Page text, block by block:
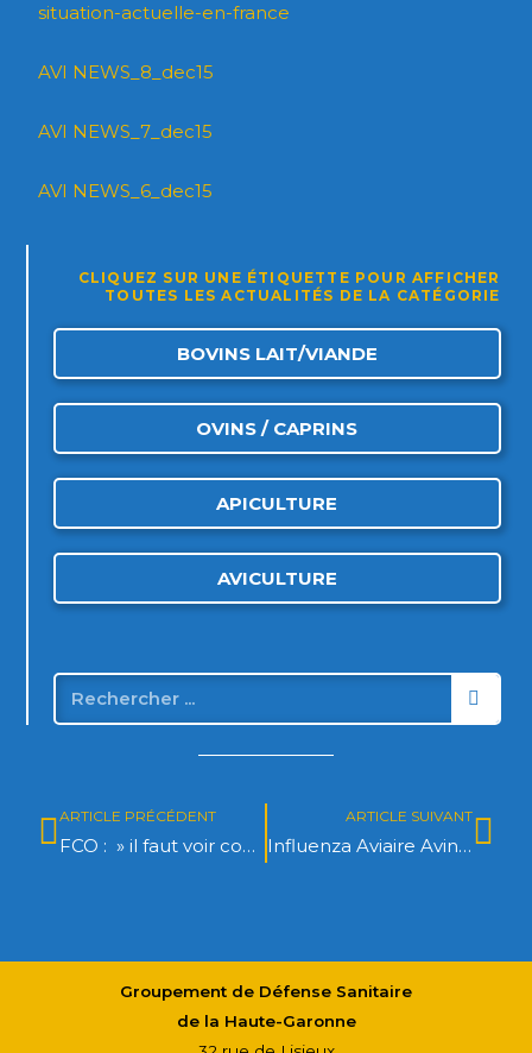
situation-actuelle-en-france
AVI NEWS_8_dec15
AVI NEWS_7_dec15
AVI NEWS_6_dec15
CLIQUEZ SUR UNE ÉTIQUETTE POUR AFFICHER
TOUTES LES ACTUALITÉS DE LA CATÉGORIE
BOVINS LAIT/VIANDE
OVINS / CAPRINS
APICULTURE
AVICULTURE
ARTICLE PRÉCÉDENT
FCO : » il faut voir comment vivre et travailler avec cette maladie «
ARTICLE SUIVANT
Influenza Aviaire Avinews n°11
Groupement de Défense Sanitaire
de la Haute-Garonne